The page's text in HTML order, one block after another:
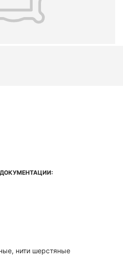
нити шерстяные